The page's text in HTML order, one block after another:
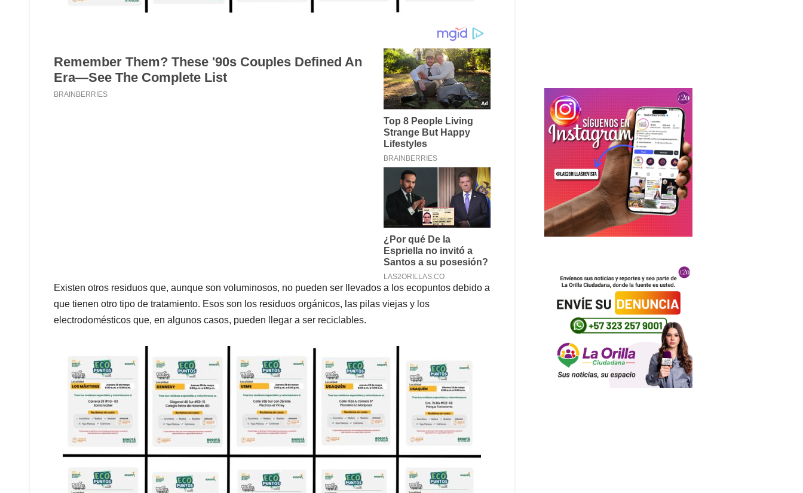
Existen otros residuos que, aunque son voluminosos, no pueden ser llevados a los ecopuntos debido a
que tienen otro tipo de tratamiento. Esos son los residuos orgánicos, las pilas viejas y los
electrodomésticos que, en algunos casos, pueden llegar a ser reciclables.